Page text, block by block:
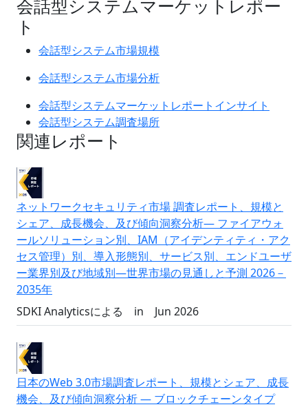
会話型システムマーケットレポー
ト
会話型システム市場規模
会話型システム市場分析
会話型システムマーケットレポートインサイト
会話型システム調査場所
関連レポート
ネットワークセキュリティ市場 調査レポート、規模と
シェア、成長機会、及び傾向洞察分析― ファイアウォ
ールソリューション別、IAM（アイデンティティ・アク
セス管理）別、導入形態別、サービス別、エンドユーザ
ー業界別及び地域別―世界市場の見通しと予測 2026－
2035年
SDKI Analyticsによる
in Jun 2026
日本のWeb 3.0市場調査レポート、規模とシェア、成長
機会、及び傾向洞察分析 ― ブロックチェーンタイプ